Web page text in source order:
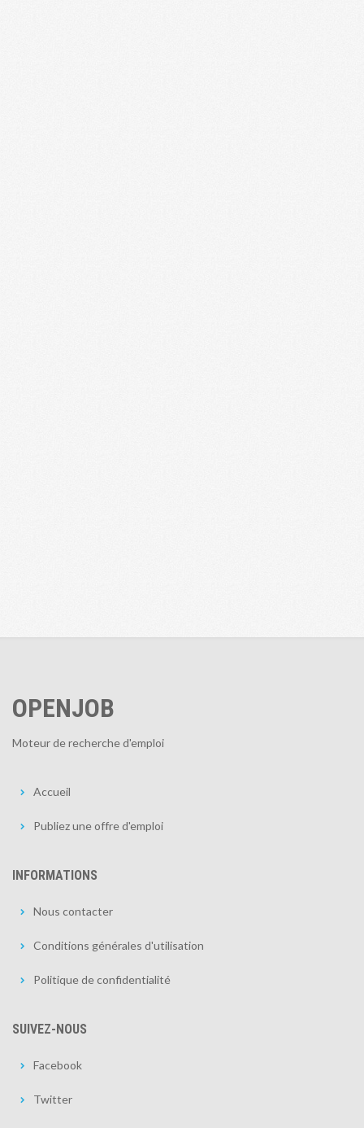
OPENJOB
Moteur de recherche d'emploi
Accueil
Publiez une offre d'emploi
INFORMATIONS
Nous contacter
Conditions générales d'utilisation
Politique de confidentialité
SUIVEZ-NOUS
Facebook
Twitter